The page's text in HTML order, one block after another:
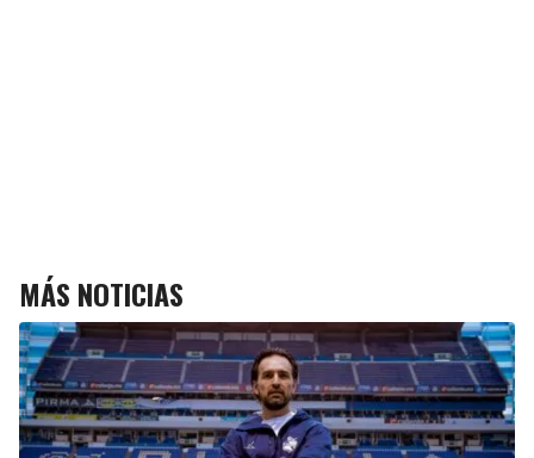
MÁS NOTICIAS